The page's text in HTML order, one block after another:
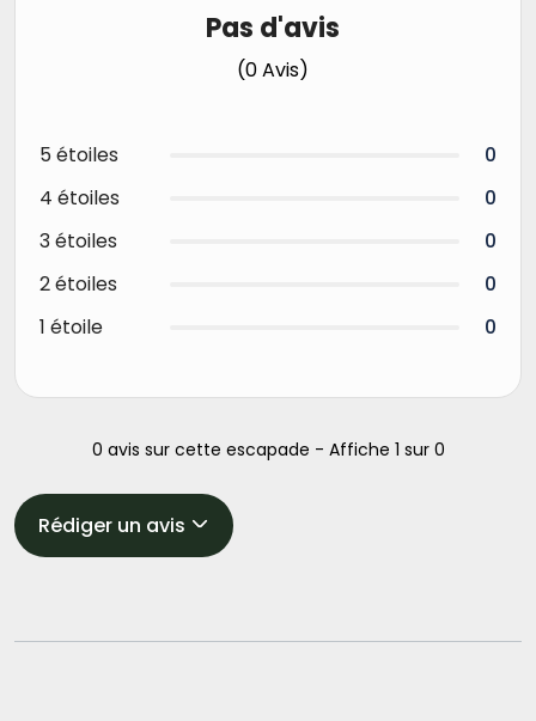
Pas d'avis
(0 Avis)
5 étoiles
0
4 étoiles
0
3 étoiles
0
2 étoiles
0
1 étoile
0
0 avis sur cette escapade - Affiche 1 sur 0
Rédiger un avis